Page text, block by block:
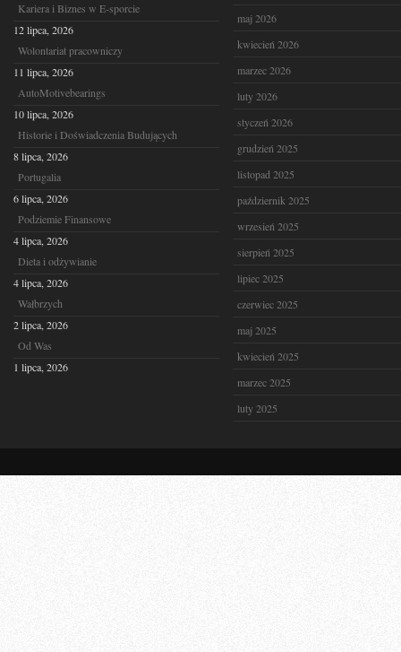
Kariera i Biznes w E-sporcie
12 lipca, 2026
Wolontariat pracowniczy
11 lipca, 2026
AutoMotivebearings
10 lipca, 2026
Historie i Doświadczenia Budujących
8 lipca, 2026
Portugalia
6 lipca, 2026
Podziemie Finansowe
4 lipca, 2026
Dieta i odżywianie
4 lipca, 2026
Wałbrzych
2 lipca, 2026
Od Was
1 lipca, 2026
maj 2026
kwiecień 2026
marzec 2026
luty 2026
styczeń 2026
grudzień 2025
listopad 2025
październik 2025
wrzesień 2025
sierpień 2025
lipiec 2025
czerwiec 2025
maj 2025
kwiecień 2025
marzec 2025
luty 2025